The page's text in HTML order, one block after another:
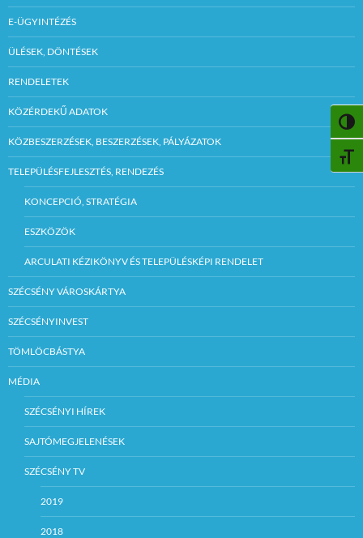
E-ÜGYINTÉZÉS
ÜLÉSEK, DÖNTÉSEK
RENDELETEK
KÖZÉRDEKŰ ADATOK
KÖZBESZERZÉSEK, BESZERZÉSEK, PÁLYÁZATOK
TELEPÜLÉSFEJLESZTÉS, RENDEZÉS
KONCEPCIÓ, STRATÉGIA
ESZKÖZÖK
ARCULATI KÉZIKÖNYV ÉS TELEPÜLÉSKÉPI RENDELET
SZÉCSÉNY VÁROSKÁRTYA
SZÉCSÉNYINVEST
TÖMLÖCBÁSTYA
MÉDIA
SZÉCSÉNYI HÍREK
SAJTÓMEGJELENÉSEK
SZÉCSÉNY TV
2019
2018